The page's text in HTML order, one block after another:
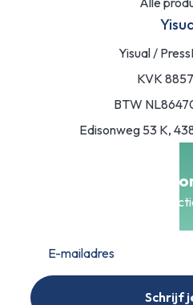
Yisual /
KVK
BTW
Edisonweg 53 K,
Meld je aan voor
Blijf op de hoogte van
Schrijf